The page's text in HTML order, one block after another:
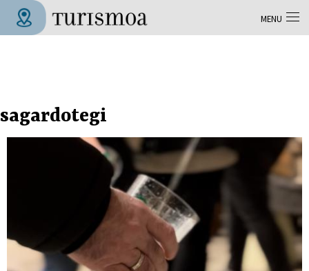
Aller au contenu principal
sagardotegi
MENU